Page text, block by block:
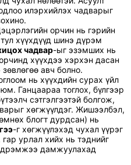
илэрхийлэх чадварыг
орчин нь гэрийн
хүүхдүүд шинэ дүрэм
чадвар-ыг эзэмших нь
хүүхдээ хэрхэн дасан
авч болно.
нь хүүхдийн сурах үйл
Ганцаараа тоглох, бүлгээр
сэтгэлгээтэй болгож,
хөгжүүлдэг. Жишээлбэл,
блогт дурдсан) нь
-г хөгжүүлэхэд чухал үүрэг
гар урлал хийх нь тэднийг
дамжуулахад